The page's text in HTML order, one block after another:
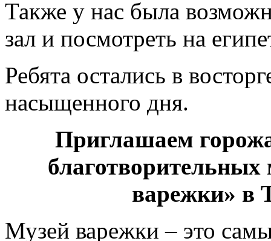
Также у нас была
зал и посмотреть на
Ребята остались в
насыщенного дня.
Приглашаем
благотворительных
варежки» в
Музей варежки – это